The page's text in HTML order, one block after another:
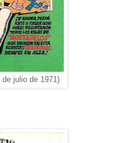
de julio de 1971)